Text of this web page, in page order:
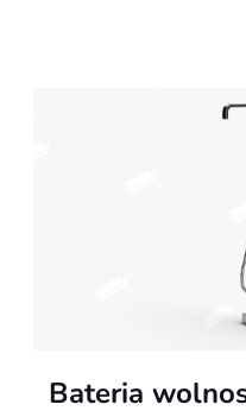
Bateria